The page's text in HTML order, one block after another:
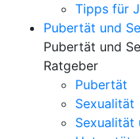
Tipps für
Pubertät und
Pubertät und
Ratgeber
Pubertät
Sexualität
Sexualität